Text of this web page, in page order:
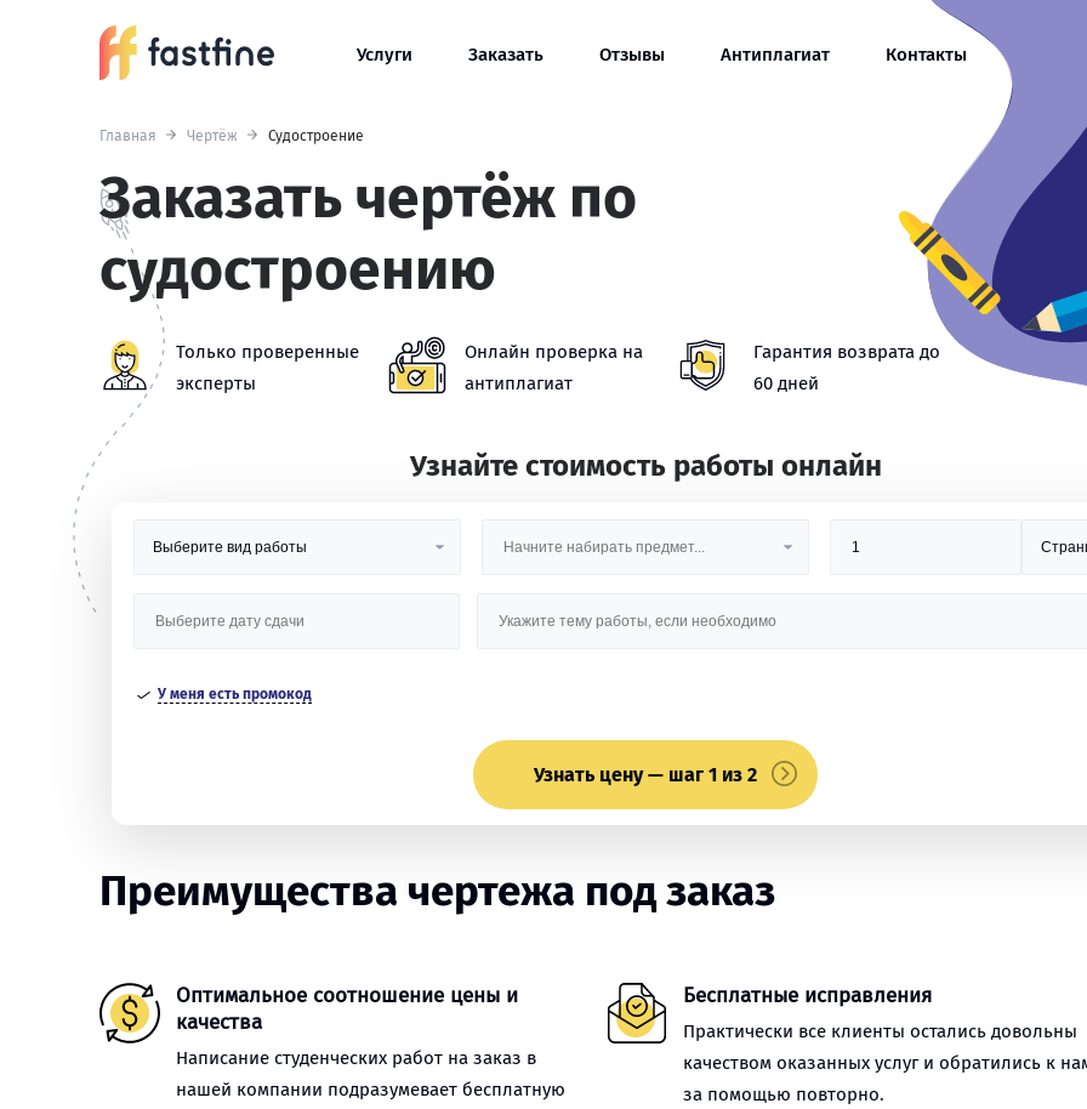
Услуги Заказать Отзывы Антиплагиат Контакты
Главная Чертёж Судостроение
Заказать чертёж по
судостроению
Только проверенные
эксперты
Онлайн проверка на
антиплагиат
Гарантия возврата до
60 дней
Узнайте стоимость работы онлайн
У меня есть промокод
Узнать цену — шаг 1 из 2
Преимущества чертежа под заказ
Оптимальное соотношение цены и
качества
Написание студенческих работ на заказ в
нашей компании подразумевает бесплатную
Бесплатные исправления
Практически все клиенты остались довольны
качеством оказанных услуг и обратились к
за помощью повторно.